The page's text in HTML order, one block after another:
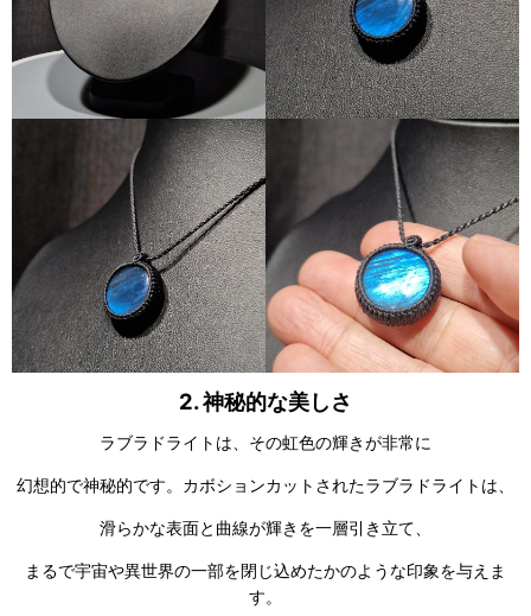
2.神秘的な美しさ
ラブラドライトは、その虹色の輝きが非常に
幻想的で神秘的です。カボションカットされたラブラドライトは、
滑らかな表面と曲線が輝きを一層引き立て、
まるで宇宙や異世界の一部を閉じ込めたかのような印象を与えま
す。